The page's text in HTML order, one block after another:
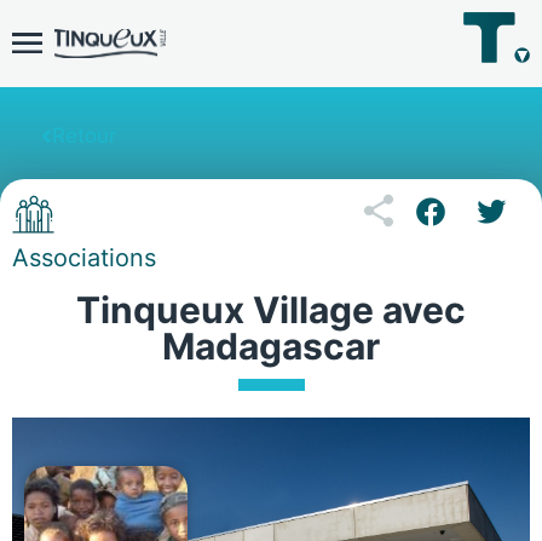
Associations
Tinqueux Village avec
Madagascar